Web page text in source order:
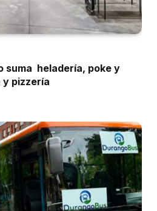
suma heladería, poke y
pizzería